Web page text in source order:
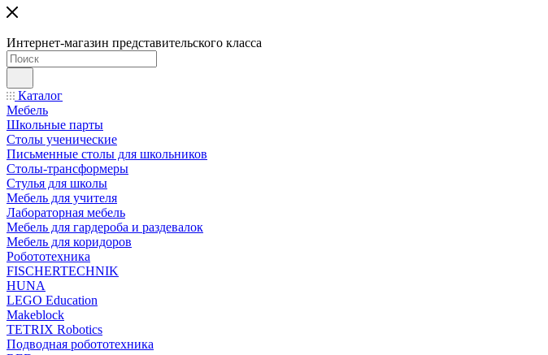
Интернет-магазин представительского класса
Каталог
Мебель
Школьные парты
Столы ученические
Письменные столы для школьников
Столы-трансформеры
Стулья для школы
Мебель для учителя
Лабораторная мебель
Мебель для гардероба и раздевалок
Мебель для коридоров
Робототехника
FISCHERTECHNIK
HUNA
LEGO Education
Makeblock
TETRIX Robotics
Подводная робототехника